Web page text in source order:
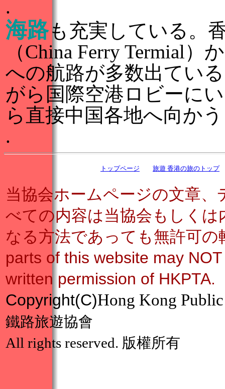
.
海路も充実している。
（China Ferry Termial
への航路が多数出てい
がら国際空港ロビーに
ら直接中国各地へ向か
.
トップページ 旅遊 香港の旅のトップ
当協会ホームページの文章
べての内容は当協会もしく
なる方法であっても無許可
parts of this website may
written permission of HKPTA.
Copyright(C)Hong Kong
鐵路旅遊協會
All rights reserved. 版權所有